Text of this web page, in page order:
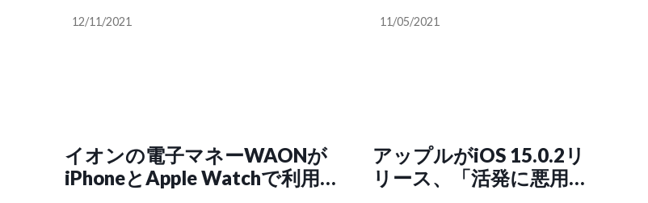
12/11/2021
追加、新規ユーザーは月
11/05/2021
イオンの電子マネーWAONが
iPhoneとApple Watchで利用可
アップルがiOS 15.0.2リ
リース、「活発に悪用さ